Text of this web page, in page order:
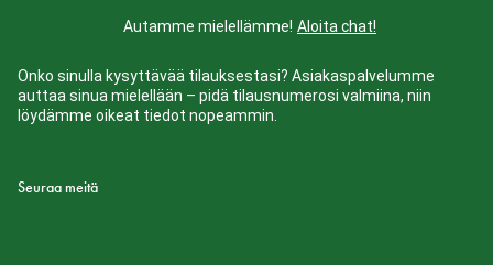
Autamme mielellämme! Aloita chat!
Onko sinulla kysyttävää tilauksestasi? Asiakaspalvelumme
auttaa sinua mielellään – pidä tilausnumerosi valmiina, niin
löydämme oikeat tiedot nopeammin.
Seuraa meitä